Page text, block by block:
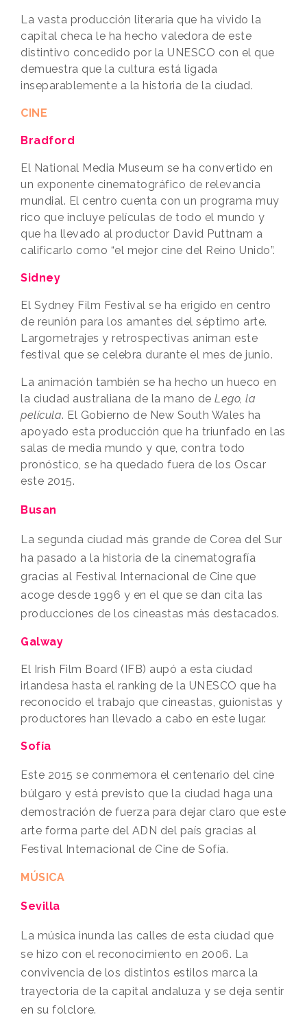
La vasta producción literaria que ha vivido la
capital checa le ha hecho valedora de este
distintivo concedido por la UNESCO con el que
demuestra que la cultura está ligada
inseparablemente a la historia de la ciudad.
CINE
Bradford
El National Media Museum se ha convertido en
un exponente cinematográfico de relevancia
mundial. El centro cuenta con un programa muy
rico que incluye películas de todo el mundo y
que ha llevado al productor David Puttnam a
calificarlo como “el mejor cine del Reino Unido”.
Sidney
El Sydney Film Festival se ha erigido en centro
de reunión para los amantes del séptimo arte.
Largometrajes y retrospectivas animan este
festival que se celebra durante el mes de junio.
La animación también se ha hecho un hueco en
la ciudad australiana de la mano de Lego, la
película. El Gobierno de New South Wales ha
apoyado esta producción que ha triunfado en las
salas de media mundo y que, contra todo
pronóstico, se ha quedado fuera de los Oscar
este 2015.
Busan
La segunda ciudad más grande de Corea del Sur
ha pasado a la historia de la cinematografía
gracias al Festival Internacional de Cine que
acoge desde 1996 y en el que se dan cita las
producciones de los cineastas más destacados.
Galway
El Irish Film Board (IFB) aupó a esta ciudad
irlandesa hasta el ranking de la UNESCO que ha
reconocido el trabajo que cineastas, guionistas y
productores han llevado a cabo en este lugar.
Sofía
Este 2015 se conmemora el centenario del cine
búlgaro y está previsto que la ciudad haga una
demostración de fuerza para dejar claro que este
arte forma parte del ADN del país gracias al
Festival Internacional de Cine de Sofía.
MÚSICA
Sevilla
La música inunda las calles de esta ciudad que
se hizo con el reconocimiento en 2006. La
convivencia de los distintos estilos marca la
trayectoria de la capital andaluza y se deja sentir
en su folclore.